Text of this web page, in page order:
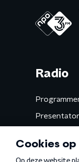
Radio
Gemist